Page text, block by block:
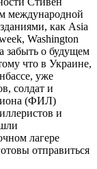
международной
как Asia
Washington
забыть о будущем
что в Украине,
уже
солдат и
(ФИЛ)
и
лагере
отправиться